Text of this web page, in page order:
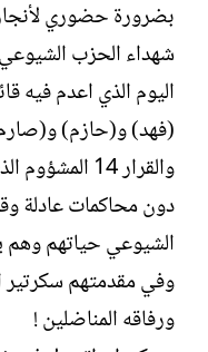
شهداء الحزب
اليوم الذي اعدم
والقرار 14
دون محاكمات عادلة
الشيوعي حياتهم
وفي مقدمتهم
ورفاقه المناضلين !